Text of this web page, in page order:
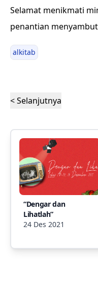
Selamat menikmati
penantian
alkitab
< Selanjutnya
“Dengar dan
Lihatlah”
24 Des 2021